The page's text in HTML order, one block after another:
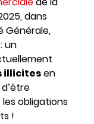
dans
Générale,
un
illicitesen
obligations
!